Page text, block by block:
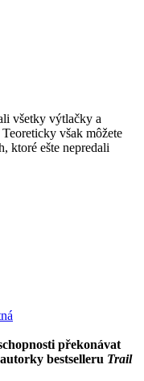
všetky výtlačky a
však môžete
ktoré ešte nepredali
překonávat
bestselleru Trail